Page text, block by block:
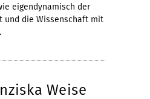
eigendynamisch der
und die Wissenschaft mit
Weise